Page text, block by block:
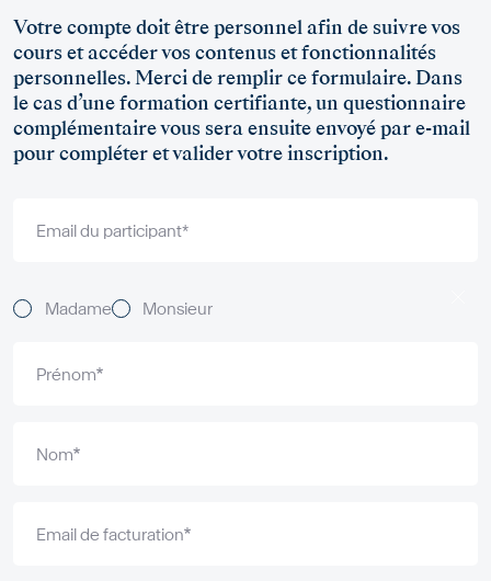
Votre compte doit être personnel afin de suivre vos
cours et accéder vos contenus et fonctionnalités
personnelles. Merci de remplir ce formulaire. Dans
le cas d’une formation certifiante, un questionnaire
complémentaire vous sera ensuite envoyé par e-mail
pour compléter et valider votre inscription.
Email du participant*
Formation
TitlesMadame Monsieur
Prénom
Nom
Email de facturation